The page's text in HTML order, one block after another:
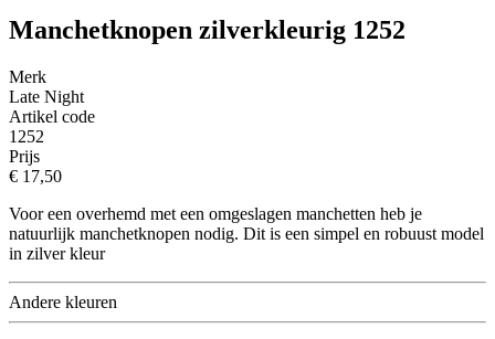
Manchetknopen zilverkleurig 1252
Merk
Late Night
Artikel code
1252
Prijs
€ 17,50
Voor een overhemd met een omgeslagen manchetten heb je
natuurlijk manchetknopen nodig. Dit is een simpel en robuust model
in zilver kleur
Andere kleuren